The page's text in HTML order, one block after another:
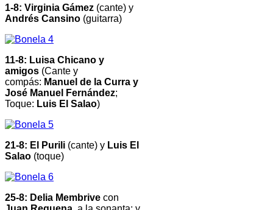
1-8: Virginia Gámez (cante) y
Andrés Cansino (guitarra)
11-8: Luisa Chicano y
amigos (Cante y
compás: Manuel de la Curra y
José Manuel Fernández;
Toque: Luis El Salao)
21-8: El Purili (cante) y Luis El
Salao (toque)
25-8: Delia Membrive con